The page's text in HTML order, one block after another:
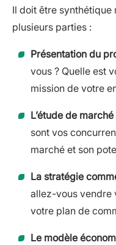
Il doit être
plusieurs parties :
Présentation du
vous ? Quelle est
mission de votre
L’étude de marché
sont vos
marché et son
La stratégie
allez-vous vendre
votre plan de
Le modèle